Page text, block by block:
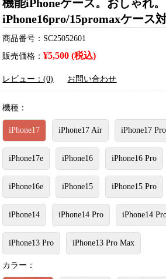
機能iPhoneケース。おしゃれ。
iPhone16pro/15promaxケース対
商品番号：SC25052601
販売価格：¥5,500 (税込)
レビュー：(0) お問い合わせ
機種：
iPhone17 iPhone17 Air iPhone17 Pro
iPhone17e iPhone16 iPhone16 Pro
iPhone16e iPhone15 iPhone15 Pro
iPhone14 iPhone14 Pro iPhone14
iPhone13 Pro iPhone13 Pro Max
カラー：